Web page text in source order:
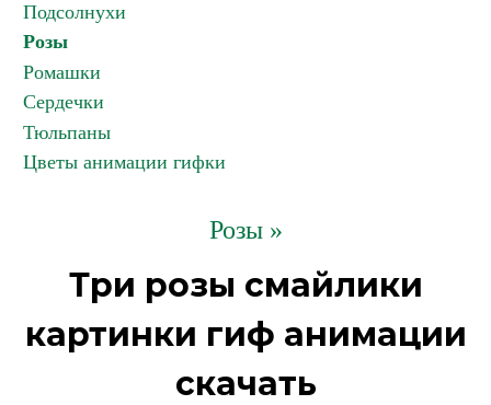
Подсолнухи
Розы
Ромашки
Сердечки
Тюльпаны
Цветы анимации гифки
Розы »
Три розы смайлики
картинки гиф анимации
скачать